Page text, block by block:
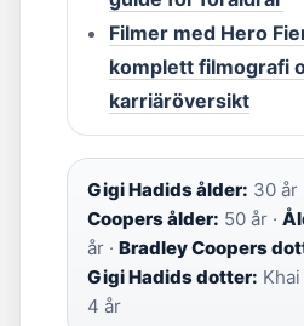
Filmer med Hero
komplett filmografi
karriäröversikt
Gigi Hadids ålder: 30 år
Coopers ålder: 50 år ·
år · Bradley Coopers
Gigi Hadids dotter:
4 år